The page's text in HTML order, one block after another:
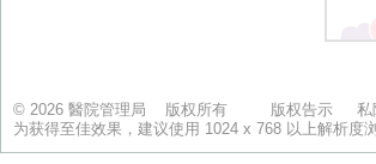
© 2026 醫院管理局 版权所有 版权告示 私
为获得至佳效果，建议使用 1024 x 768 以上解析度